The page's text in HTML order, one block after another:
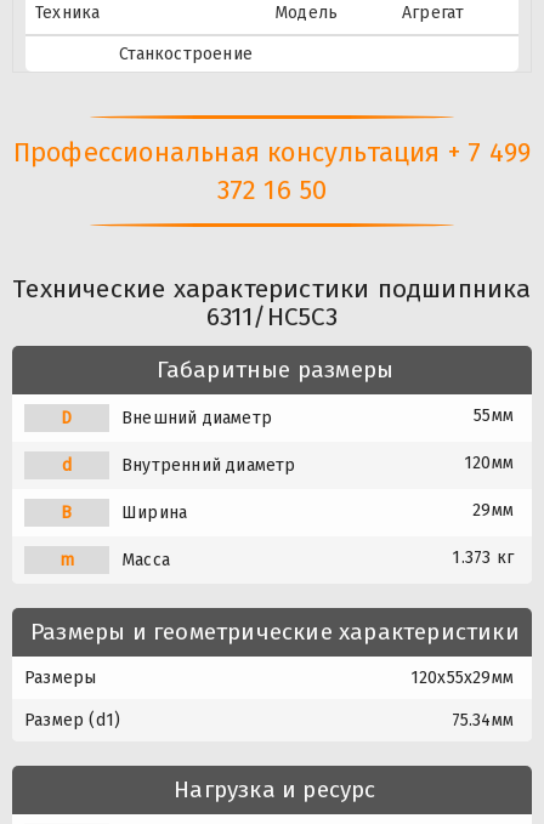
Техника Модель
Агрегат
Станкостроение
Профессиональная консультация + 7 499
372 16 50
Технические характеристики подшипника
6311/HC5C3
Габаритные размеры
D Внешний диаметр 55мм
d Внутренний диаметр 120мм
B Ширина 29мм
m Масса 1.373 кг
Размеры и геометрические характеристики
Размеры 120x55x29мм
Размер (d1) 75.34мм
Нагрузка и ресурс